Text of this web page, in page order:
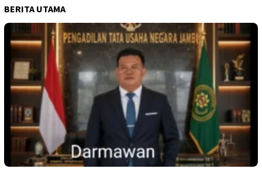
BERITA UTAMA